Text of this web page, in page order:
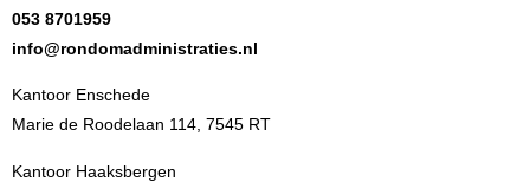
053 8701959
info@rondomadministraties.nl
Kantoor Enschede
Marie de Roodelaan 114, 7545 RT
Kantoor Haaksbergen